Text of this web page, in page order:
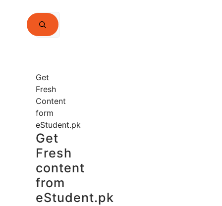
Search
for:
Get
Fresh
Content
form
eStudent.pk
Get
Fresh
content
from
eStudent.pk